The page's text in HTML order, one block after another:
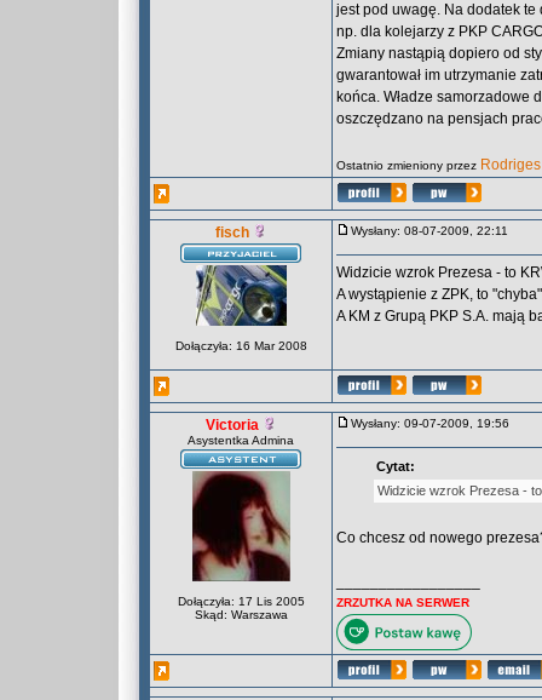
jest pod uwagę. Na dodatek te
np. dla kolejarzy z PKP
Zmiany nastąpią dopiero od
gwarantował im utrzymanie
końca. Władze samorzadowe
oszczędzano na pensjach
Ostatnio zmieniony przez Rodriges
fisch
Dołączyła: 16 Mar 2008
Wysłany: 08-07-2009, 22:11
Widzicie wzrok Prezesa - to
A wystąpienie z ZPK, to
A KM z Grupą PKP S.A. mają
Victoria
Asystentka Admina
Dołączyła: 17 Lis 2005
Skąd: Warszawa
Wysłany: 09-07-2009, 19:56
Cytat:
Widzicie wzrok Prezesa -
Co chcesz od nowego
ZRZUTKA NA SERWER